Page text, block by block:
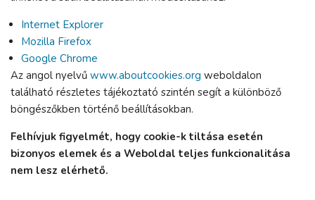
Internet Explorer
Mozilla Firefox
Google Chrome
Az angol nyelvű www.aboutcookies.org weboldalon
található részletes tájékoztató szintén segít a különböző
böngészőkben történő beállításokban.
Felhívjuk figyelmét, hogy cookie-k tiltása esetén
bizonyos elemek és a Weboldal teljes funkcionalitása
nem lesz elérhető.